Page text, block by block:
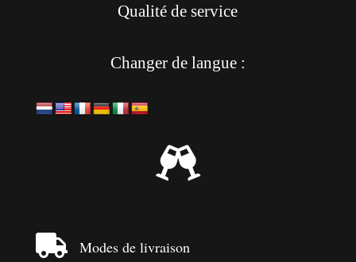
Qualité de service
Changer de langue :

 Modes de livraison